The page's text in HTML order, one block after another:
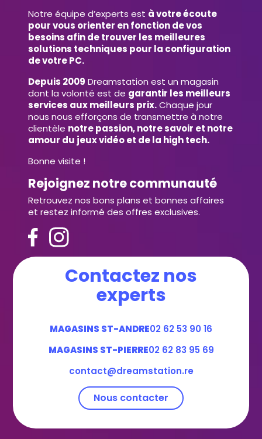
Notre équipe d’experts est à votre écoute
pour vous orienter en fonction de vos
besoins afin de trouver les meilleures
solutions techniques pour la configuration
de votre PC.
Depuis 2009 Dreamstation est un magasin
dont la volonté est de garantir les meilleurs
services aux meilleurs prix.Chaque jour
nous nous efforçons de transmettre à notre
clientèle notre passion, notre savoir et notre
amour du jeux vidéo et de la high tech.
Bonne visite !
Rejoignez notre communauté
Retrouvez nos bons plans et bonnes affaires
et restez informé des offres exclusives.
Contactez nos
experts
MAGASINS ST-ANDRE02 62 53 90 16
MAGASINS ST-PIERRE02 62 83 95 69
contact@dreamstation.re
Nous contacter